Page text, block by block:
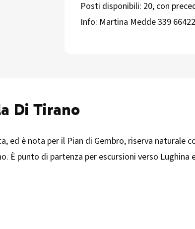
Posti disponibili: 20, con
Info: Martina Medde 339
Di Tirano
ed è nota per il Pian di Gembro, riserva naturale
È punto di partenza per escursioni verso Lughina